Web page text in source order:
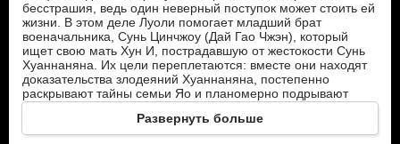
бесстрашия, ведь один неверный поступок может стоить ей
жизни. В этом деле Луоли помогает младший брат
военачальника, Сунь Цинчжоу (Дай Гао Чжэн), который
ищет свою мать Хун И, пострадавшую от жестокости Сунь
Хуаннаняна. Их цели переплетаются: вместе они находят
доказательства злодеяний Хуаннаняна, постепенно
раскрывают тайны семьи Яо и планомерно подрывают
власть военачальника. Луоли сталкивается с опасностью на
каждом шагу: интриги, шантаж и предательство преследуют
её, но решимость превозмогает страх.
Развернуть больше